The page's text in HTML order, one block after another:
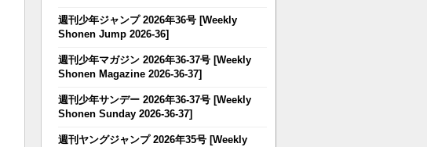
週刊少年ジャンプ 2026年36号 [Weekly
Shonen Jump 2026-36]
週刊少年マガジン 2026年36-37号 [Weekly
Shonen Magazine 2026-36-37]
週刊少年サンデー 2026年36-37号 [Weekly
Shonen Sunday 2026-36-37]
週刊ヤングジャンプ 2026年35号 [Weekly